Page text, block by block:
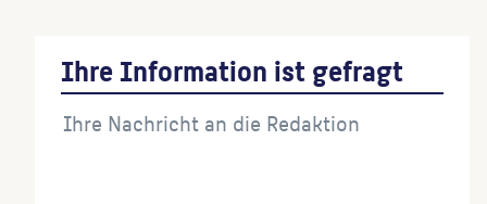
Ihre Information ist gefragt